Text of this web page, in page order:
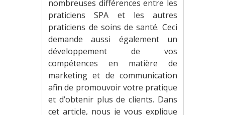
nombreuses différences entre les
praticiens SPA et les autres
praticiens de soins de santé. Ceci
demande aussi également un
développement de vos
compétences en matière de
marketing et de communication
afin de promouvoir votre pratique
et d’obtenir plus de clients. Dans
cet article, nous je vous explique